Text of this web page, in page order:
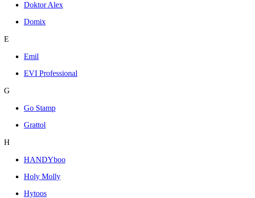
Doktor Alex
Domix
E
Emil
EVI Professional
G
Go Stamp
Grattol
H
HANDYboo
Holy Molly
Hytoos